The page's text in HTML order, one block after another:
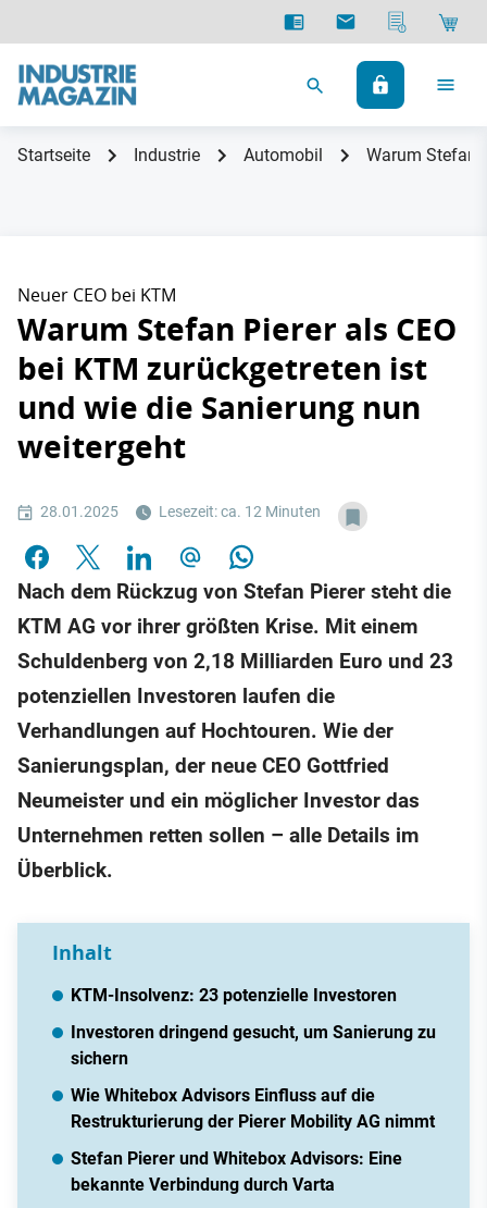
Startseite Industrie Automobil Warum Stefan
Neuer CEO bei KTM
Warum Stefan Pierer als CEO
bei KTM zurückgetreten ist
und wie die Sanierung nun
weitergeht
28.01.2025 Lesezeit: ca. 12 Minuten
Nach dem Rückzug von Stefan Pierer steht die
KTM AG vor ihrer größten Krise. Mit einem
Schuldenberg von 2,18 Milliarden Euro und 23
potenziellen Investoren laufen die
Verhandlungen auf Hochtouren. Wie der
Sanierungsplan, der neue CEO Gottfried
Neumeister und ein möglicher Investor das
Unternehmen retten sollen – alle Details im
Überblick.
Inhalt
KTM-Insolvenz: 23 potenzielle Investoren
Investoren dringend gesucht, um Sanierung zu
sichern
Wie Whitebox Advisors Einfluss auf die
Restrukturierung der Pierer Mobility AG nimmt
Stefan Pierer und Whitebox Advisors: Eine
bekannte Verbindung durch Varta